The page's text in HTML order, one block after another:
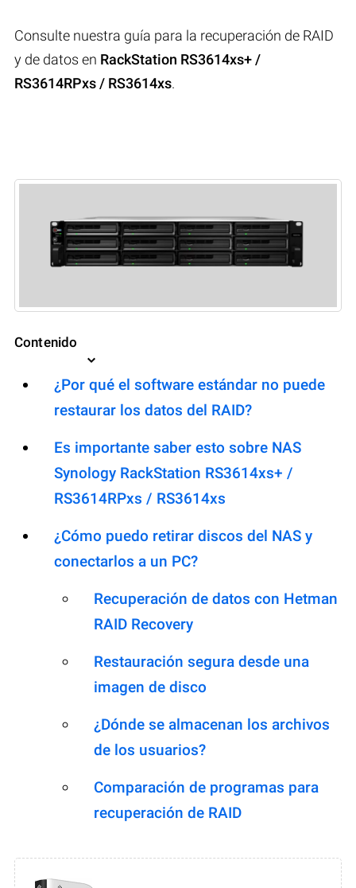
Consulte nuestra guía para la recuperación de RAID
y de datos en RackStation RS3614xs+ /
RS3614RPxs / RS3614xs.
Contenido
¿Por qué el software estándar no puede
restaurar los datos del RAID?
Es importante saber esto sobre NAS
Synology RackStation RS3614xs+ /
RS3614RPxs / RS3614xs
¿Cómo puedo retirar discos del NAS y
conectarlos a un PC?
Recuperación de datos con Hetman
RAID Recovery
Restauración segura desde una
imagen de disco
¿Dónde se almacenan los archivos
de los usuarios?
Comparación de programas para
recuperación de RAID